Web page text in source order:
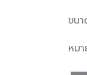
ขน
หม